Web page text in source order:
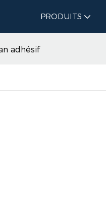
PRODUITS
adhésif